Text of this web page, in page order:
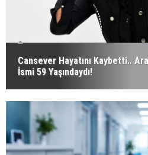
Cansever Hayatını Kaybetti..
İsmi 59 Yaşındaydı!